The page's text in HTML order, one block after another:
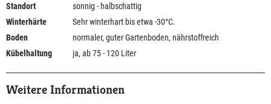
Standort
sonnig - halbschattig
Winterhärte
Sehr winterhart bis etwa -30°C.
Boden
normaler, guter Gartenboden, nährstoffreich
Kübelhaltung
ja, ab 75 - 120 Liter
Weitere Informationen